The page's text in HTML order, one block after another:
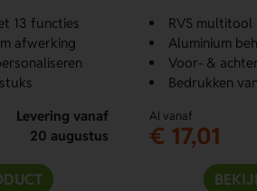
13 functies
afwerking
Levering vanaf
20 augustus
RVS multitool
Aluminium
Voor- &
Bedrukken
Al vanaf
€ 17,01